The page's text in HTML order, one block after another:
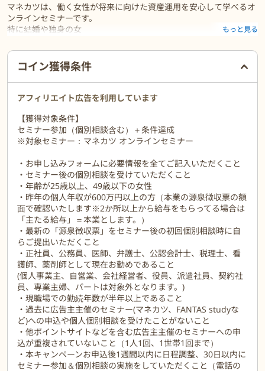
マネカツは、働く女性が将来に向けた資産運用を安心して学べるオ
ンラインセミナーです。
特に結婚や独身の女
を提供します。
セミナーは無料で、PCやスマホから簡単に参加可能です。
もっと見る
ご利用前に必ずお読みください
コイン獲得条件
アフィリエイト広告を利用しています
【獲得対象条件】
セミナー参加（個別相談含む）＋条件達成
※対象セミナー：マネカツ オンラインセミナー
・お申し込みフォームに必要情報を全てご記入いただくこと
・セミナー後の個別相談を受けていただくこと
・年齢が25歳以上、49歳以下の女性
・昨年の個人年収が600万円以上の方（本業の源泉徴収票の額
面で確認いたします※2か所以上から給与をもらってる場合は
「主たる給与」＝本業とします。）
・最新の「源泉徴収票」をセミナー後の初回個別相談時に自
らご提出いただくこと
・正社員、公務員、医師、弁護士、公認会計士、税理士、看
護師、薬剤師として現在お勤めであること
(個人事業主、自営業、会社経営者、役員、派遣社員、契約社
員、専業主婦、パートは対象外となります。)
・現職場での勤続年数が半年以上であること
・過去に広告主主催のセミナー(マネカツ、FANTAS studyな
ど)への申込や個人個別相談を受けたことがないこと
・他ポイントサイトなどを含む広告主主催のセミナーへの申
込が重複されていないこと（1人1回、1世帯1回まで）
・本キャンペーンお申込後1週間以内に日程調整、30日以内に
セミナー参加＆個別相談の実施をしていただくこと（電話の